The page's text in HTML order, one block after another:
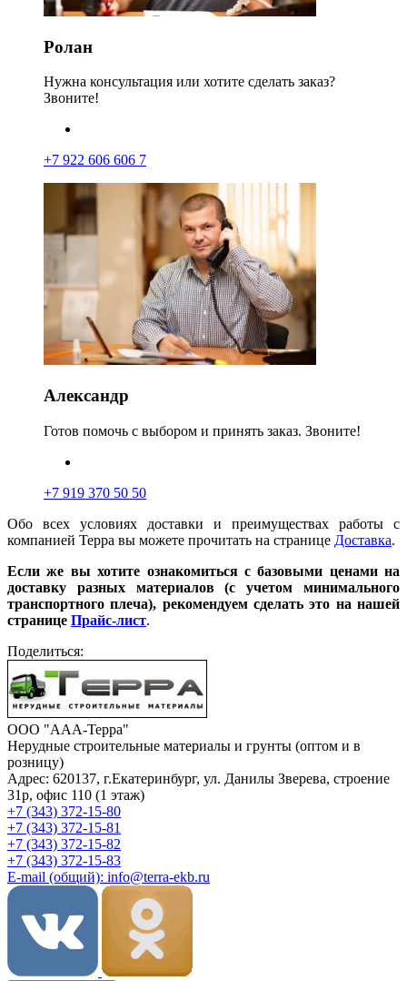
Ролан
Нужна консультация или хотите сделать заказ?
Звоните!
+7 922 606 606 7
Александр
Готов помочь с выбором и принять заказ. Звоните!
+7 919 370 50 50
Обо всех условиях доставки и преимуществах работы с
компанией Терра вы можете прочитать на странице Доставка.
Если же вы хотите ознакомиться с базовыми ценами на
доставку разных материалов (с учетом минимального
транспортного плеча), рекомендуем сделать это на нашей
странице Прайс-лист.
Поделиться:
ООО "ААА-Терра"
Нерудные строительные материалы и грунты (оптом и в
розницу)
Адрес: 620137, г.Екатеринбург, ул. Данилы Зверева, строение
31р, офис 110 (1 этаж)
+7 (343) 372-15-80
+7 (343) 372-15-81
+7 (343) 372-15-82
+7 (343) 372-15-83
E-mail (общий): info@terra-ekb.ru